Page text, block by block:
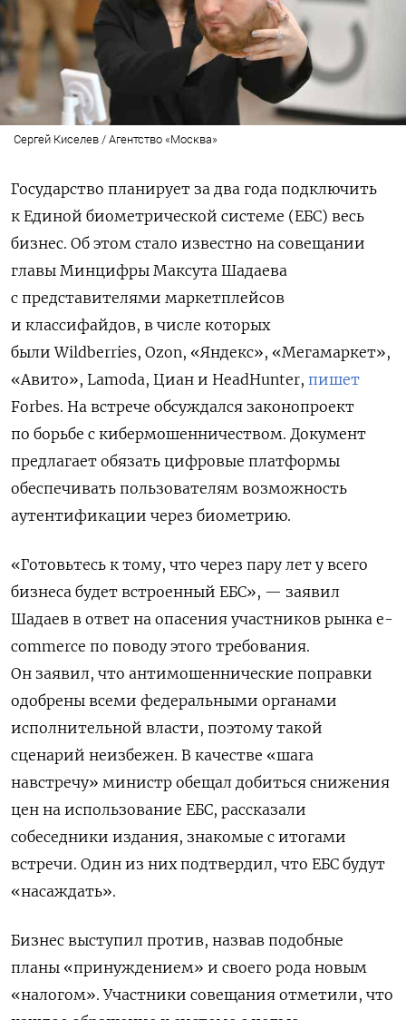
Сергей Киселев / Агентство «Москва»
Государство планирует за два года подключить
к Единой биометрической системе (ЕБС) весь
бизнес. Об этом стало известно на совещании
главы Минцифры Максута Шадаева
с представителями маркетплейсов
и классифайдов, в числе которых
былиWildberries, Ozon, «Яндекс», «Мегамаркет»,
«Авито», Lamoda, Циан и HeadHunter, пишет
Forbes. На встрече обсуждался законопроект
по борьбе с кибермошенничеством. Документ
предлагает обязать цифровые платформы
обеспечивать пользователям возможность
аутентификации через биометрию.
«Готовьтесь к тому, что через пару лет у всего
бизнеса будет встроенный ЕБС», — заявил
Шадаев в ответ на опасения участников рынка e-
commerce по поводу этого требования.
Он заявил, что антимошеннические поправки
одобрены всеми федеральными органами
исполнительной власти, поэтому такой
сценарий неизбежен. В качестве «шага
навстречу» министр обещал добиться снижения
цен на использование ЕБС, рассказали
собеседники издания, знакомые с итогами
встречи. Один из них подтвердил, что ЕБС будут
«насаждать».
Бизнес выступил против, назвав подобные
планы «принуждением» и своего рода новым
«налогом». Участники совещания отметили, что